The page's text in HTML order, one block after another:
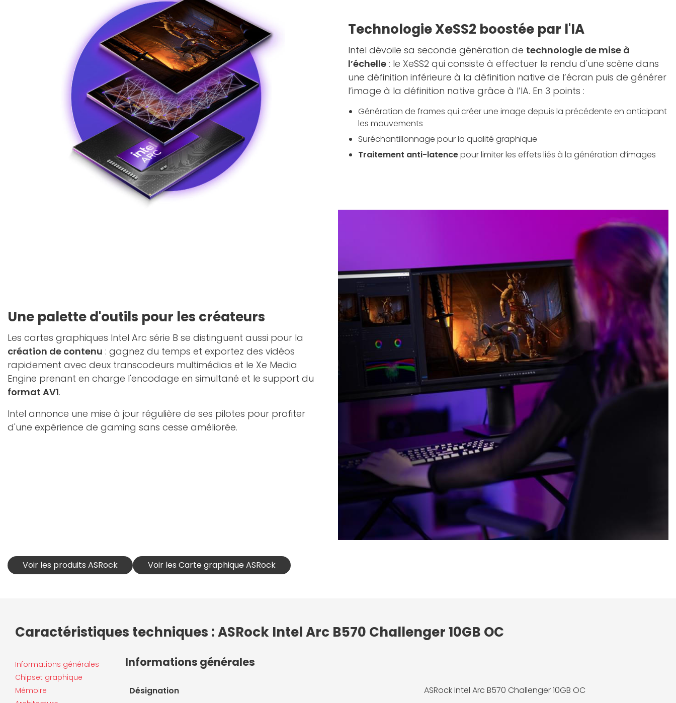
Technologie XeSS2 boostée par l'IA
Intel dévoile sa seconde génération de technologie de mise à
l’échelle : le XeSS2 qui consiste à effectuer le rendu d'une scène dans
une définition inférieure à la définition native de l’écran puis de générer
l’image à la définition native grâce à l’IA. En 3 points :
Génération de frames qui créer une image depuis la précédente en anticipant
les mouvements
Suréchantillonnage pour la qualité graphique
Traitement anti-latencepour limiter les effets liés à la génération d’images
Une palette d'outils pour les créateurs
Les cartes graphiques Intel Arc série B se distinguent aussi pour la
création de contenu : gagnez du temps et exportez des vidéos
rapidement avec deux transcodeurs multimédias et le Xe Media
Engine prenant en charge l'encodage en simultané et le support du
format AV1.
Intel annonce une mise à jour régulière de ses pilotes pour profiter
d'une expérience de gaming sans cesse améliorée.
Voir les produits ASRock Voir les Carte graphique ASRock
Caractéristiques techniques : ASRock Intel Arc B570 Challenger 10GB OC
Informations générales
Chipset graphique
Mémoire
Informations générales
Désignation ASRock Intel Arc B570 Challenger 10GB OC